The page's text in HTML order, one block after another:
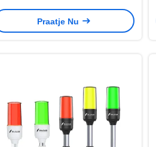
buzzer voor industriële
machinewaarschuwing
Praatje Nu